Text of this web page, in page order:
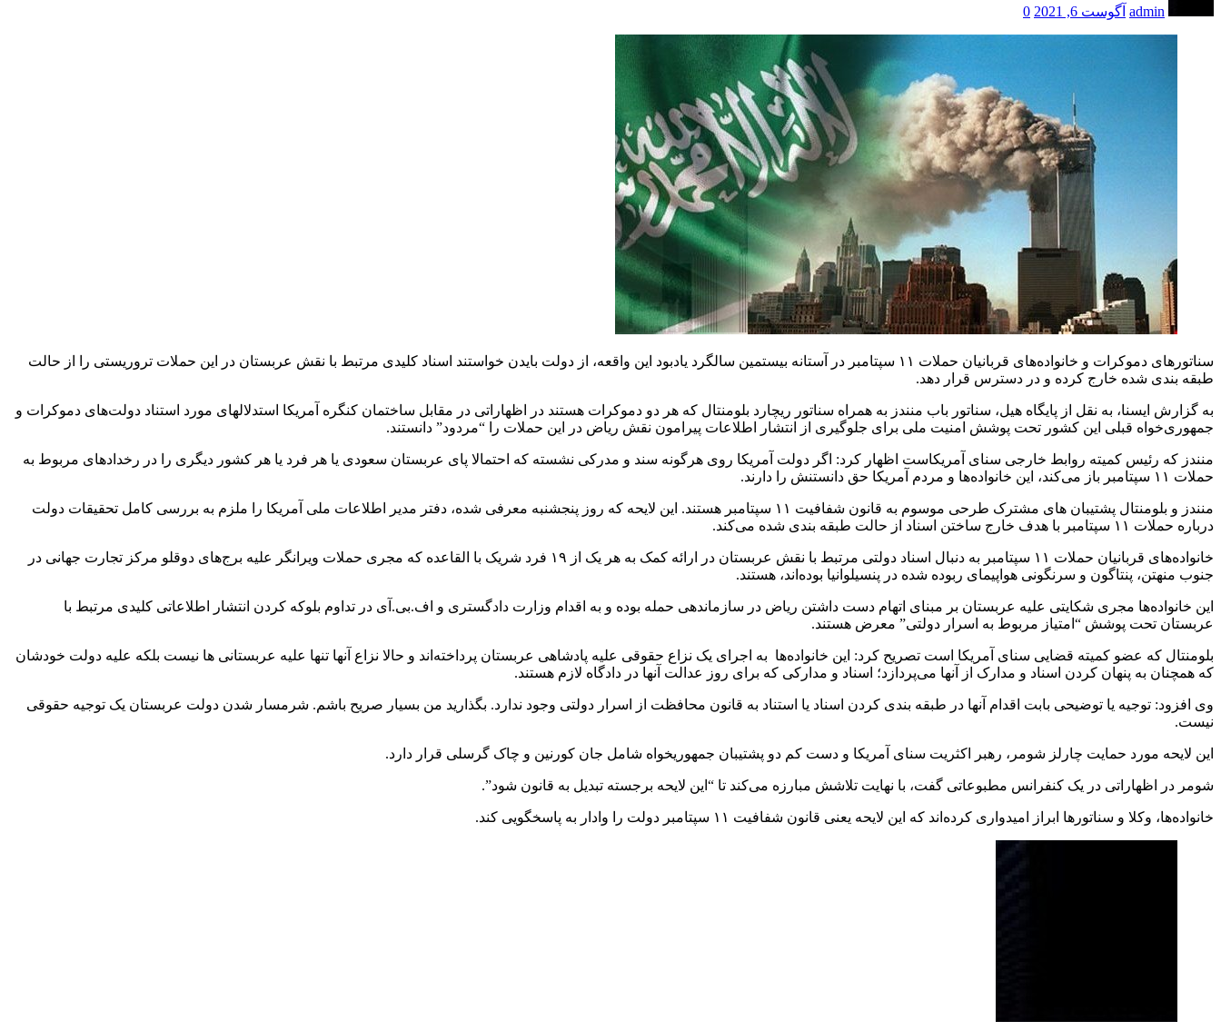
admin آگوست 6, 2021 0
سناتورهای دموکرات و خانواده‌های قربانیان حملات ۱۱ سپتامبر در آستانه بیستمین سالگرد یادبود این واقعه، از دولت بایدن خواستند اسناد کلیدی مرتبط با نقش عربستان در این حملات تروریستی را از حالت
طبقه بندی شده خارج کرده و در دسترس قرار دهد.
به گزارش ایسنا، به نقل از پایگاه هیل، سناتور باب منندز به همراه سناتور ریچارد بلومنتال که هر دو دموکرات هستند در اظهاراتی در مقابل ساختمان کنگره آمریکا استدلالهای مورد استناد دولت‌های دموکرات و
جمهوری‌خواه قبلی این کشور تحت پوشش امنیت ملی برای جلوگیری از انتشار اطلاعات پیرامون نقش ریاض در این حملات را “مردود” دانستند.
منندز که رئیس کمیته روابط خارجی سنای آمریکاست اظهار کرد: اگر دولت آمریکا روی هرگونه سند و مدرکی نشسته که احتمالا پای عربستان سعودی یا هر فرد یا هر کشور دیگری را در رخدادهای مربوط به
حملات ۱۱ سپتامبر باز می‌کند، این خانواده‌ها و مردم آمریکا حق دانستنش را دارند.
منندز و بلومنتال پشتیبان های مشترک طرحی موسوم به قانون شفافیت ۱۱ سپتامبر هستند. این لایحه که روز پنجشنبه معرفی شده، دفتر مدیر اطلاعات ملی آمریکا را ملزم به بررسی کامل تحقیقات دولت
درباره حملات ۱۱ سپتامبر با هدف خارج ساختن اسناد از حالت طبقه بندی شده می‌کند.
خانواده‌های قربانیان حملات ۱۱ سپتامبر به دنبال اسناد دولتی مرتبط با نقش عربستان در ارائه کمک به هر یک از ۱۹ فرد شریک با القاعده که مجری حملات ویرانگر علیه برج‌های دوقلو مرکز تجارت جهانی در
جنوب منهتن، پنتاگون و سرنگونی هواپیمای ربوده شده در پنسیلوانیا بوده‌اند، هستند.
این خانواده‌ها مجری شکایتی علیه عربستان بر مبنای اتهام دست داشتن ریاض در سازماندهی حمله بوده و به اقدام وزارت دادگستری و اف.بی.آی در تداوم بلوکه کردن انتشار اطلاعاتی کلیدی مرتبط با
عربستان تحت پوشش “امتیاز مربوط به اسرار دولتی” معرض هستند.
بلومنتال که عضو کمیته قضایی سنای آمریکا است تصریح کرد: این خانواده‌ها به اجرای یک نزاع حقوقی علیه پادشاهی عربستان پرداخته‌اند و حالا نزاع آنها تنها علیه عربستانی ها نیست بلکه علیه دولت خودشان
که همچنان به پنهان کردن اسناد و مدارک از آنها می‌پردازد؛ اسناد و مدارکی که برای روز عدالت آنها در دادگاه لازم هستند.
وی افزود: توجیه یا توضیحی بابت اقدام آنها در طبقه بندی کردن اسناد یا استناد به قانون محافظت از اسرار دولتی وجود ندارد. بگذارید من بسیار صریح باشم. شرمسار شدن دولت عربستان یک توجیه حقوقی
نیست.
این لایحه مورد حمایت چارلز شومر، رهبر اکثریت سنای آمریکا و دست کم دو پشتیبان جمهوریخواه شامل جان کورنین و چاک گرسلی قرار دارد.
شومر در اظهاراتی در یک کنفرانس مطبوعاتی گفت، با نهایت تلاشش مبارزه می‌کند تا “این لایحه برجسته تبدیل به قانون شود”.
خانواده‌ها، وکلا و سناتورها ابراز امیدواری کرده‌اند که این لایحه یعنی قانون شفافیت ۱۱ سپتامبر دولت را وادار به پاسخگویی کند.